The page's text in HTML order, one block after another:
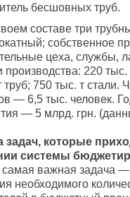
бесшовных труб.
составе три
собственное
цеха, службы,
производства: 220
труб; 750 тыс. т стали.
— 6,5 тыс. человек.
— 5 млрд. грн.
задач, которые
системы
важная задача —
необходимого